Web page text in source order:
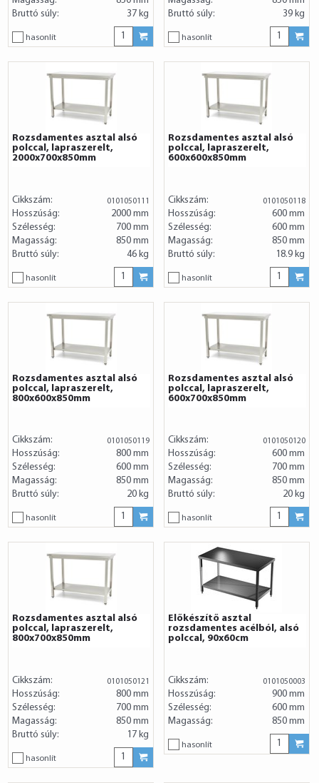
Bruttó súly:
37 kg
hasonlít
Bruttó súly:
39 kg
hasonlít
Rozsdamentes asztal alsó
polccal, lapraszerelt,
2000x700x850mm
Cikkszám: 0101050111
Hosszúság:
2000 mm
Szélesség:
700 mm
Magasság:
850 mm
Bruttó súly:
46 kg
hasonlít
Rozsdamentes asztal alsó
polccal, lapraszerelt,
600x600x850mm
Cikkszám: 0101050118
Hosszúság:
600 mm
Szélesség:
600 mm
Magasság:
850 mm
Bruttó súly:
18.9 kg
hasonlít
Rozsdamentes asztal alsó
polccal, lapraszerelt,
800x600x850mm
Cikkszám: 0101050119
Hosszúság:
800 mm
Szélesség:
600 mm
Magasság:
850 mm
Bruttó súly:
20 kg
hasonlít
Rozsdamentes asztal alsó
polccal, lapraszerelt,
600x700x850mm
Cikkszám: 0101050120
Hosszúság:
600 mm
Szélesség:
700 mm
Magasság:
850 mm
Bruttó súly:
20 kg
hasonlít
Rozsdamentes asztal alsó
polccal, lapraszerelt,
800x700x850mm
Cikkszám: 0101050121
Hosszúság:
800 mm
Szélesség:
700 mm
Magasság:
850 mm
Bruttó súly:
17 kg
hasonlít
Előkészítő asztal
rozsdamentes acélból, alsó
polccal, 90x60cm
Cikkszám: 0101050003
Hosszúság:
900 mm
Szélesség:
600 mm
Magasság:
850 mm
hasonlít